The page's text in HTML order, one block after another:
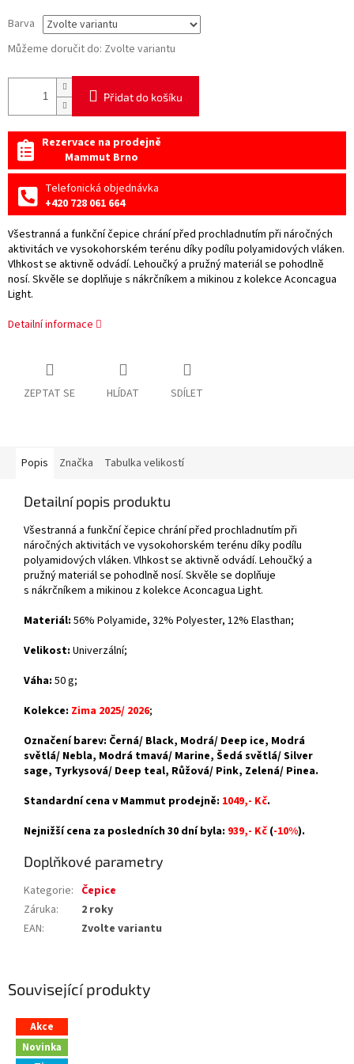
Barva
Můžeme doručit do: Zvolte variantu
Přidat do košíku
Rezervace na prodejně
Mammut Brno
Telefonická objednávka
+420 728 061 664
Všestranná a funkční čepice chrání před prochladnutím při náročných
aktivitách ve vysokohorském terénu díky podílu polyamidových vláken.
Vlhkost se aktivně odvádí. Lehoučký a pružný materiál se pohodlně
nosí. Skvěle se doplňuje s nákrčníkem a mikinou z kolekce Aconcagua
Light.
Detailní informace
ZEPTAT SE HLÍDAT SDÍLET
Související produkty
Akce
Novinka
Popis Značka Tabulka velikostí
Detailní popis produktu
Všestranná a funkční čepice chrání před prochladnutím při
náročných aktivitách ve vysokohorském terénu díky podílu
polyamidových vláken. Vlhkost se aktivně odvádí. Lehoučký a
pružný materiál se pohodlně nosí. Skvěle se doplňuje
s nákrčníkem a mikinou z kolekce Aconcagua Light.
Materiál: 56% Polyamide, 32% Polyester, 12% Elasthan;
Velikost: Univerzální;
Váha: 50 g;
Kolekce: Zima 2025/ 2026;
Označení barev: Černá/ Black, Modrá/ Deep ice, Modrá
světlá/ Nebla, Modrá tmavá/ Marine, Šedá světlá/ Silver
sage, Tyrkysová/ Deep teal, Růžová/ Pink, Zelená/ Pinea.
Standardní cena v Mammut prodejně: 1049,- Kč.
Nejnižší cena za posledních 30 dní byla: 939,- Kč (-10%).
Doplňkové parametry
Kategorie: Čepice
Záruka:
2 roky
EAN: Zvolte variantu